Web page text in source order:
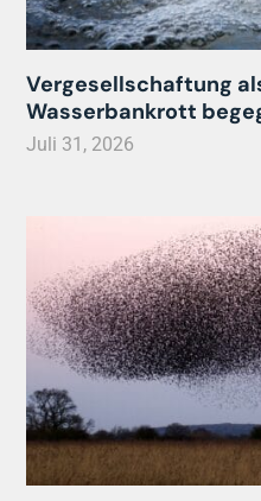
Vergesellschaftung
Wasserbankrott
Juli 31, 2026